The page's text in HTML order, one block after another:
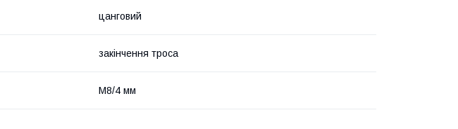
цанговий
закінчення троса
М8/4 мм